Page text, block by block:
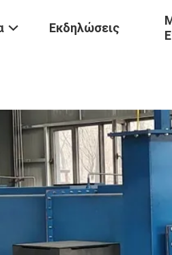
Εκδηλώσεις